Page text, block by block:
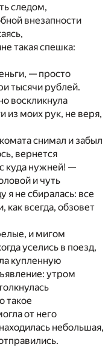
следом,
внезапности
такая спешка:
— просто
тысячи рублей.
воскликнула
из моих рук, не веря,
снимал и забыл
вернется
куда нужней! —
и чуть
я не сбиралась: все
как всегда, обзовет
и мигом
уселись в поезд,
купленную
утром
такое
от него
небольшая,